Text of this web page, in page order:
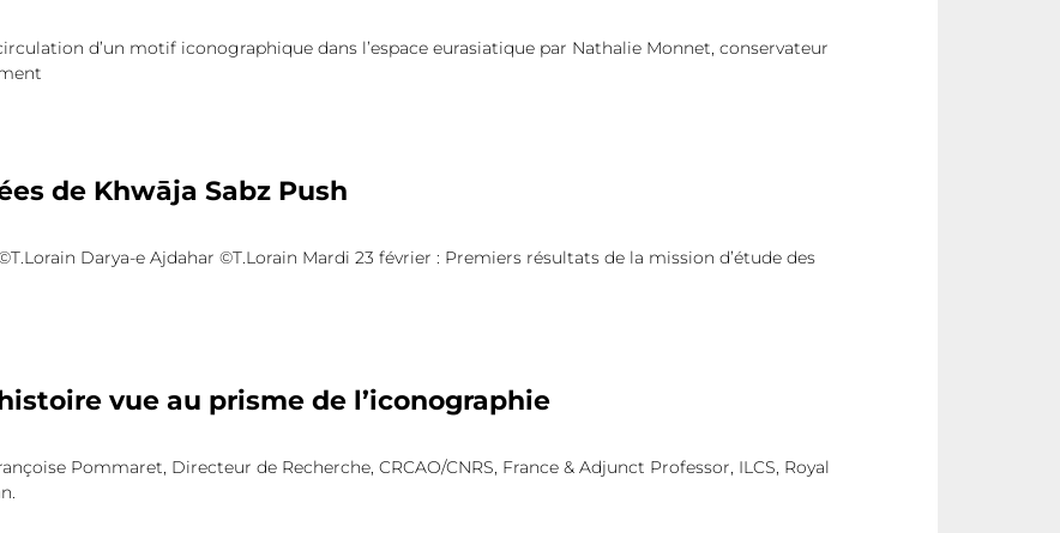
d’un motif iconographique dans l’espace eurasiatique par Nathalie Monnet, conservateur
de Khwāja Sabz Push
Darya-e Ajdahar ©T.Lorain Mardi 23 février : Premiers résultats de la mission d’étude des
vue au prisme de l’iconographie
Pommaret, Directeur de Recherche, CRCAO/CNRS, France & Adjunct Professor, ILCS, Royal